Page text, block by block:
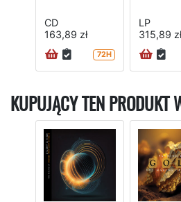
CD
163,89 zł
72H
LP
315,89 zł
KUPUJĄCY TEN PRODUKT